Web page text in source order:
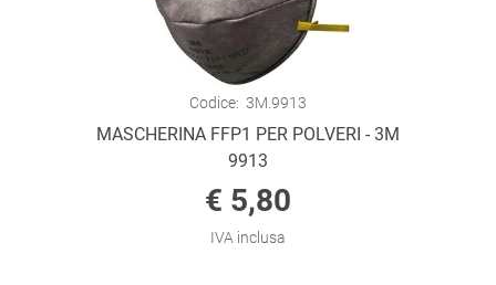
Codice: 3M.9913
MASCHERINA FFP1 PER POLVERI - 3M
9913
€ 5,80
IVA inclusa